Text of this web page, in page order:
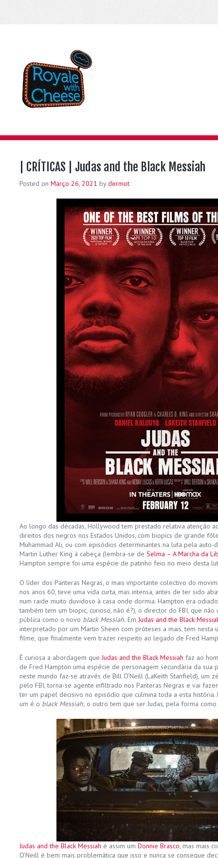
| CRÍTICAS | Judas and the Black Messiah
Posted on Março 26, 2021 bydermot
Ao longo das décadas, Hollywood tem prestado relativa atenção
direitos dos negros nos Estados Unidos, com biopics de grande
Muhammad Ali, ou com episódios determinantes na luta pela
Martin Luther King à cabeça (lembra-se de Selma – A Marcha da
Hampton sempre foi uma espécie de patinho feio no meio desta
O líder dos Panteras Negras, o mais importante colectivo do
nos anos 60, teve uma vida curta, mas intensa, antes de ter sido
num raide muito duvidoso à casa onde dormia. Hampton era
também tem um biopic, curioso, não é?), o director do FBI, que não
pública como o novo black Messiah. EmJudas and the Black
interpretado por um Martin Sheen com próteses a mais, tem nesta
filme, que finalmente vem trazer respeito ao legado de Fred
É curiosa a abordagem queJudas and the Black Messiah faz ao
de Fred Hampton uma espécie de personagem secundária da sua
neste mundo faz-se através de Bill O’Neill (LaKeith Stanfield), um
pelo FBI, torna-se agente infiltrado nos Panteras Negras e vai
ter um papel decisivo no episódio que culmina toda a esta
um é o black Messiah, o outro tem que ser Judas, pela forma
Judas and the Black Messiah é assim um Donnie Brasco, mas mais
O’Neill é bem mais problemática que isso e nunca se consegue